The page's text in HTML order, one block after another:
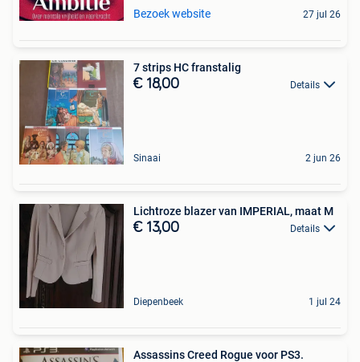
Bezoek website 27 jul 26
7 strips HC franstalig
€ 18,00 Details
Sinaai 2 jun 26
Lichtroze blazer van IMPERIAL, maat M
€ 13,00 Details
Diepenbeek 1 jul 24
Assassins Creed Rogue voor PS3.